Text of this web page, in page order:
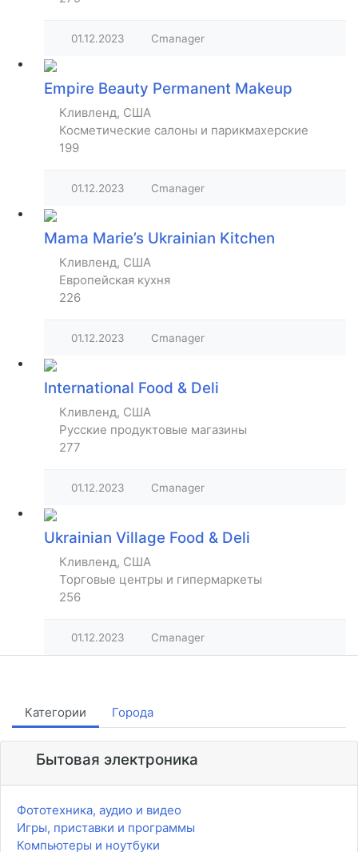
01.12.2023 Cmanager
Empire Beauty Permanent Makeup
Кливленд, США
Косметические салоны и парикмахерские
199
01.12.2023 Cmanager
Mama Marie’s Ukrainian Kitchen
Кливленд, США
Европейская кухня
226
01.12.2023 Cmanager
International Food & Deli
Кливленд, США
Русские продуктовые магазины
277
01.12.2023 Cmanager
Ukrainian Village Food & Deli
Кливленд, США
Торговые центры и гипермаркеты
256
01.12.2023 Cmanager
Категории Города
Бытовая электроника
Фототехника, аудио и видео
Игры, приставки и программы
Компьютеры и ноутбуки